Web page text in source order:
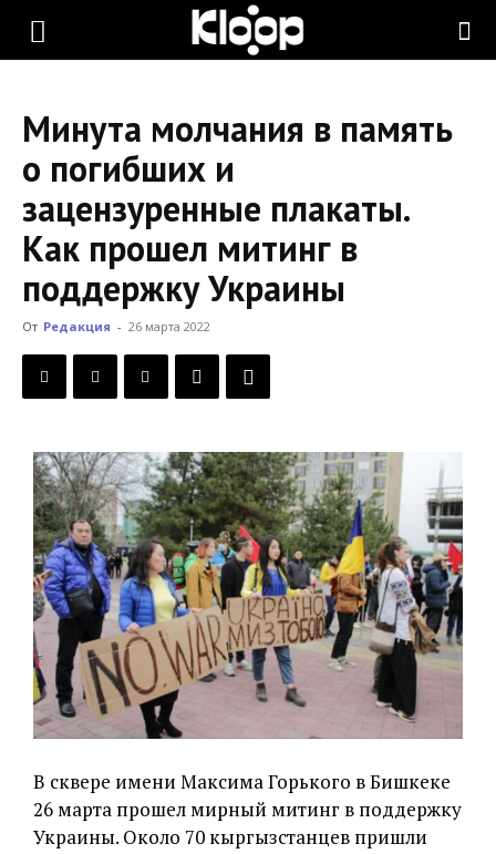
KLOOP.KG
Новости
Кыргызстана
Минута молчания в память
о погибших и
зацензуренные плакаты.
Как прошел митинг в
поддержку Украины
От Редакция - 26 марта 2022
В сквере имени Максима Горького в Бишкеке
26 марта прошел мирный митинг в поддержку
Украины. Около 70 кыргызстанцев пришли